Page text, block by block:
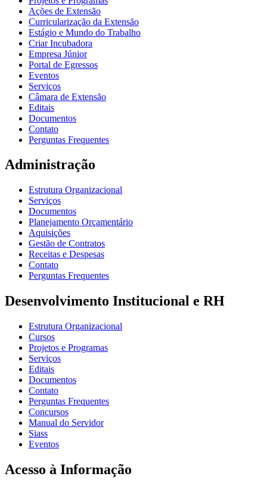
Ações de Extensão
Curricularização da Extensão
Estágio e Mundo do Trabalho
Criar Incubadora
Empresa Júnior
Portal de Egressos
Eventos
Serviços
Câmara de Extensão
Editais
Documentos
Contato
Perguntas Frequentes
Administração
Estrutura Organizacional
Serviços
Documentos
Planejamento Orçamentário
Aquisições
Gestão de Contratos
Receitas e Despesas
Contato
Perguntas Frequentes
Desenvolvimento Institucional e RH
Estrutura Organizacional
Cursos
Projetos e Programas
Serviços
Editais
Documentos
Contato
Perguntas Frequentes
Concursos
Manual do Servidor
Siass
Eventos
Acesso à Informação